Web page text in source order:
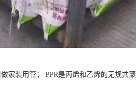
家装用管； PPR是丙烯和乙烯的无规共聚